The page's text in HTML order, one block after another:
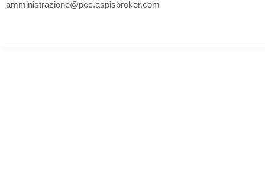
amministrazione@pec.aspisbroker.com